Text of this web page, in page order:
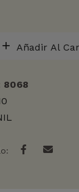
Añadir Al
8068